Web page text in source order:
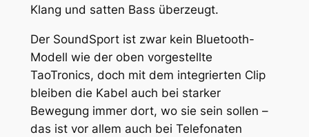
Klang und satten Bass überzeugt.
Der SoundSport ist zwar kein Bluetooth-
Modell wie der oben vorgestellte
TaoTronics, doch mit dem integrierten Clip
bleiben die Kabel auch bei starker
Bewegung immer dort, wo sie sein sollen –
das ist vor allem auch bei Telefonaten